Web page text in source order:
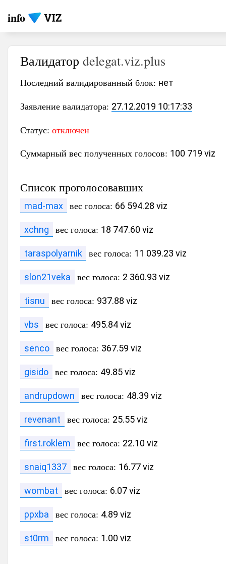
info
Валидатор delegat.viz.plus
Последний валидированный блок: нет
Заявление валидатора: 27.12.2019 10:17:33
Статус: отключен
Суммарный вес полученных голосов: 100 719 viz
Список проголосовавших
mad-max вес голоса: 66 594.28 viz
xchng вес голоса: 18 747.60 viz
taraspolyarnik вес голоса: 11 039.23 viz
slon21veka вес голоса: 2 360.93 viz
tisnu вес голоса: 937.88 viz
vbs вес голоса: 495.84 viz
senco вес голоса: 367.59 viz
gisido вес голоса: 49.85 viz
andrupdown вес голоса: 48.39 viz
revenant вес голоса: 25.55 viz
first.roklem вес голоса: 22.10 viz
snaiq1337 вес голоса: 16.77 viz
wombat вес голоса: 6.07 viz
ppxba вес голоса: 4.89 viz
st0rm вес голоса: 1.00 viz